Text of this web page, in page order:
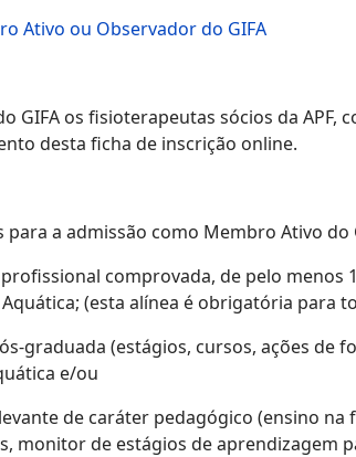
Ativo ou Observador do GIFA
GIFA os fisioterapeutas sócios da
desta ficha de inscrição online.
para a admissão como Membro Ativo do
comprovada, de pelo
(esta alínea é obrigatória para
graduada (estágios, cursos, ações de
e/ou
de caráter pedagógico (ensino
monitor de estágios de aprendizagem